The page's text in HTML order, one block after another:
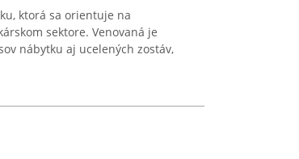
ktorá sa orientuje na
sektore. Venovaná je
nábytku aj ucelených zostáv,